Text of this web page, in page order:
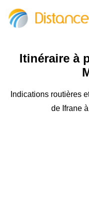
Itinéraire à
Indications routières
de Ifrane